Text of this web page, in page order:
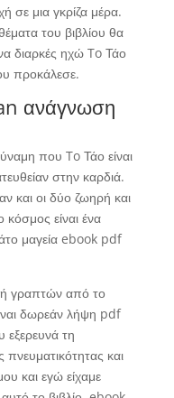
σε μια γκρίζα μέρα.
του βιβλίου θα
διαρκές ηχώ To Τάο
προκάλεσε.
ανάγνωση
που To Τάο είναι
στην καρδιά.
και οι δύο ζωηρή και
κόσμος είναι ένα
μαγεία ebook pdf
γραπτών από το
δωρεάν λήψη pdf
τη
και
και εγώ είχαμε